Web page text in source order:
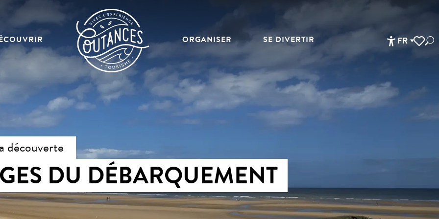
FR
ORGANISER SE DIVERTIR
découverte
DU DÉBARQUEMENT